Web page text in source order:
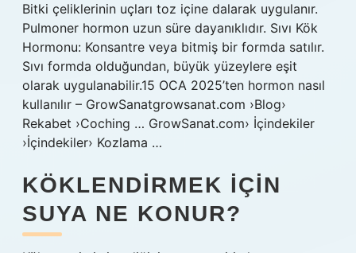
Bitki çeliklerinin uçları toz içine dalarak uygulanır.
Pulmoner hormon uzun süre dayanıklıdır. Sıvı Kök
Hormonu: Konsantre veya bitmiş bir formda satılır.
Sıvı formda olduğundan, büyük yüzeylere eşit
olarak uygulanabilir.15 OCA 2025’ten hormon nasıl
kullanılır – GrowSanatgrowsanat.com ›Blog›
Rekabet ›Coching … GrowSanat.com› İçindekiler
›İçindekiler› Kozlama …
KÖKLENDIRMEK IÇIN
SUYA NE KONUR?